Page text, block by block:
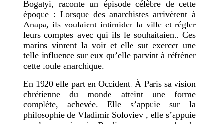
Bogatyi, raconte un épisode célèbre de cette
époque : Lorsque des anarchistes arrivèrent à
Anapa, ils voulaient intimider la ville et régler
leurs comptes avec qui ils le souhaitaient. Ces
marins vinrent la voir et elle sut exercer une
telle influence sur eux qu’elle parvint à réfréner
cette foule anarchique.
En 1920 elle part en Occident. À Paris sa vision
chrétienne du monde atteint une forme
complète, achevée. Elle s’appuie sur la
philosophie de Vladimir Soloviev , elle s’appuie